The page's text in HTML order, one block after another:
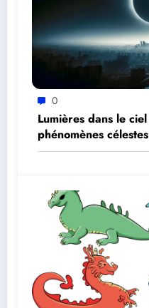
0
Lumières dans le
phénomènes célestes